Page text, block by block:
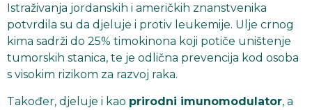
Istraživanja jordanskih i američkih znanstvenika
potvrdila su da djeluje i protiv leukemije. Ulje crnog
kima sadrži do 25% timokinona koji potiče uništenje
tumorskih stanica, te je odlična prevencija kod osoba
s visokim rizikom za razvoj raka.
Također, djeluje i kao prirodni imunomodulator, a